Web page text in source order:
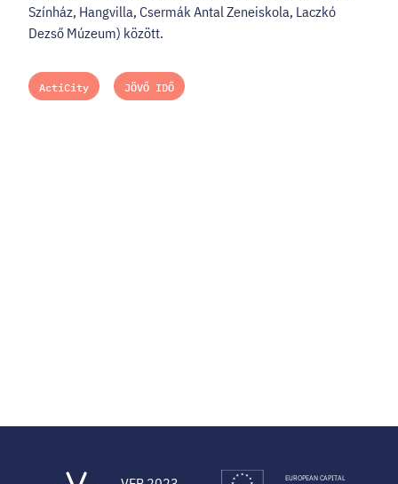
Színház, Hangvilla, Csermák Antal Zeneiskola, Laczkó
Dezső Múzeum) között.
ActiCity JÖVŐ IDŐ
EUROPEAN CAPITAL